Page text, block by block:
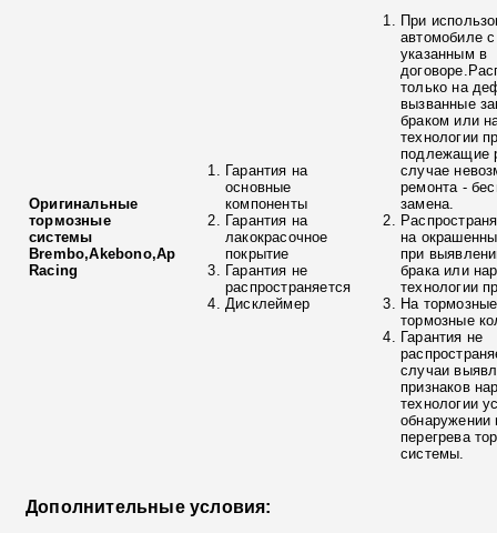
Оригинальные
тормозные
системы
Brembo,Akebono,Ap
Racing
Гарантия на
основные
компоненты
Гарантия на
лакокрасочное
покрытие
Гарантия не
распространяется
Дисклеймер
При
автомобиле
указанным в
только на
вызванные
браком или
технологии
подлежащие
случае
ремонта -
замена.
на
при
брака или
технологии
На
тормозные
Гарантия не
случаи
признаков
технологии
обнаружении
перегрева
системы.
Дополнительные условия: